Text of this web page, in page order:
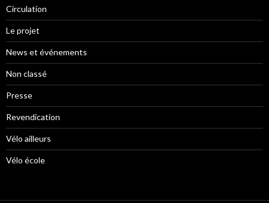
Circulation
Le projet
News et événements
Non classé
Presse
Revendication
Vélo ailleurs
Vélo école